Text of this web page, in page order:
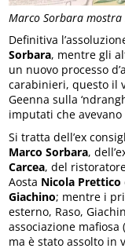
Marco Sorbara
Definitiva
Sorbara, mentre gli
un nuovo processo
carabinieri, questo il
Geenna sulla
imputati che
Si tratta dell’ex
Marco Sorbara,
Carcea, del
Aosta Nicola Prettico
Giachino; mentre i
esterno, Raso,
associazione
ma è stato assolto in